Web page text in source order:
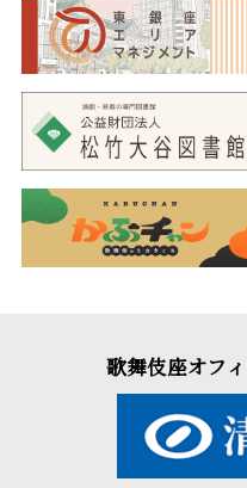
歌舞伎座オフ